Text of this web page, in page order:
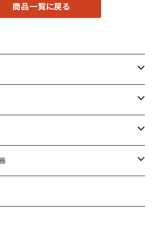
商品一覧に戻る
ニングテーブル
テーブル
スタンド